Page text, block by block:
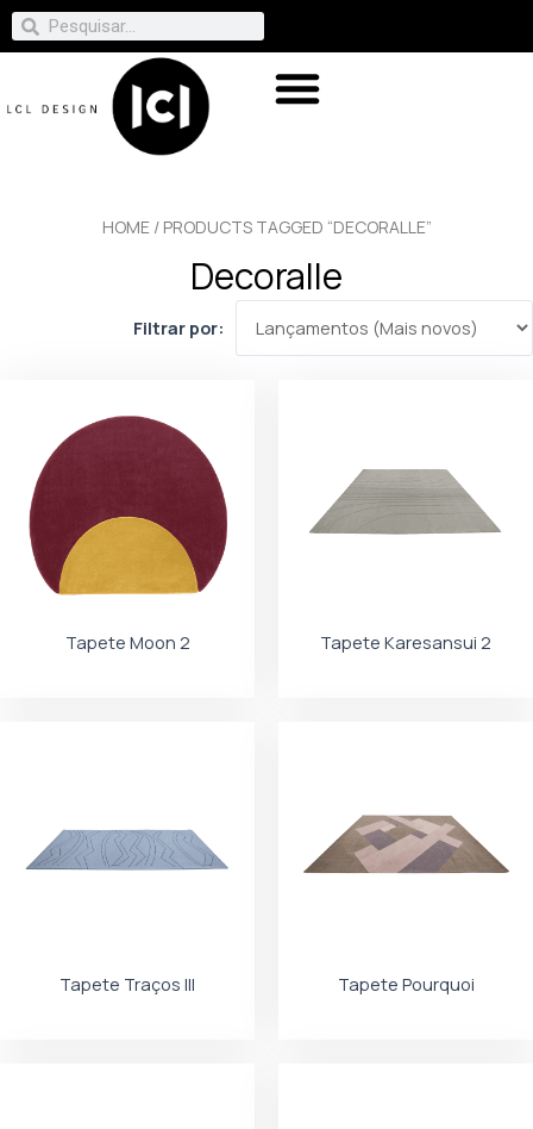
HOME/ PRODUCTS TAGGED “DECORALLE”
Decoralle
Filtrar por:
Tapete Moon 2 Tapete Karesansui 2
Tapete Traços III Tapete Pourquoi